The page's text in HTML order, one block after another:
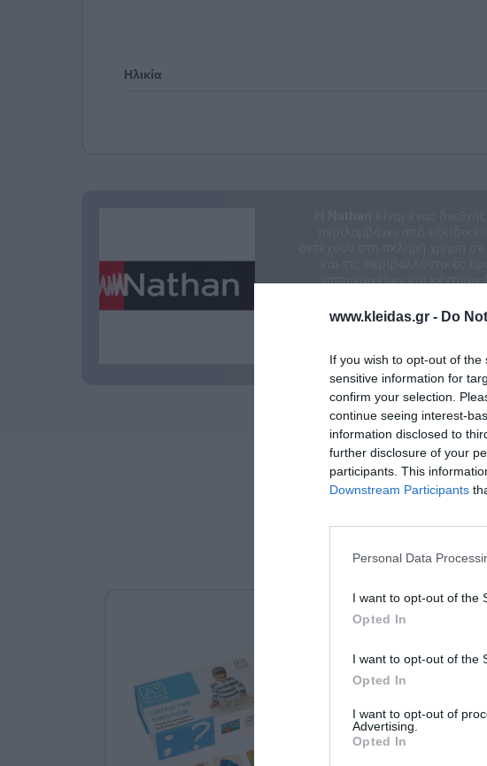
www.kleidas.gr - Do
If you wish to opt-out of
sensitive information for
confirm your selection.
continue seeing interest-
information disclosed to
further disclosure of your
participants. This
Downstream Participants
Personal Data
I want to opt-out of the
Opted In
I want to opt-out of the
Opted In
I want to opt-out of
Advertising.
Opted In
Ηλικία
νηπιαγωγείων και κέντρων